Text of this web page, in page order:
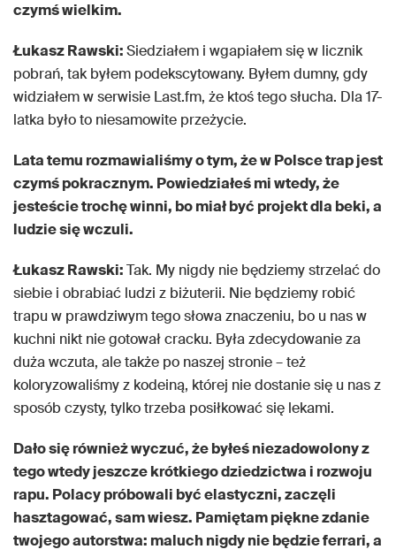
czymś wielkim.
Łukasz Rawski:Siedziałem i wgapiałem się w licznik
pobrań, tak byłem podekscytowany. Byłem dumny, gdy
widziałem w serwisie Last.fm, że ktoś tego słucha. Dla 17-
latka było to niesamowite przeżycie.
Lata temu rozmawialiśmy o tym, że w Polsce trap jest
czymś pokracznym. Powiedziałeś mi wtedy, że
jesteście trochę winni, bo miał być projekt dla beki, a
ludzie się wczuli.
Łukasz Rawski:Tak. My nigdy nie będziemy strzelać do
siebie i obrabiać ludzi z biżuterii. Nie będziemy robić
trapu w prawdziwym tego słowa znaczeniu, bo u nas w
kuchni nikt nie gotował cracku. Była zdecydowanie za
duża wczuta, ale także po naszej stronie – też
koloryzowaliśmy z kodeiną, której nie dostanie się u nas z
sposób czysty, tylko trzeba posiłkować się lekami.
Dało się również wyczuć, że byłeś niezadowolony z
tego wtedy jeszcze krótkiego dziedzictwa i rozwoju
rapu. Polacy próbowali być elastyczni, zaczęli
hasztagować, sam wiesz. Pamiętam piękne zdanie
twojego autorstwa: maluch nigdy nie będzie ferrari, a